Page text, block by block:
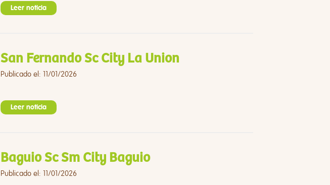
Leer noticia
San Fernando Sc City La Union
Publicado el: 11/01/2026
Leer noticia
Baguio Sc Sm City Baguio
Publicado el: 11/01/2026